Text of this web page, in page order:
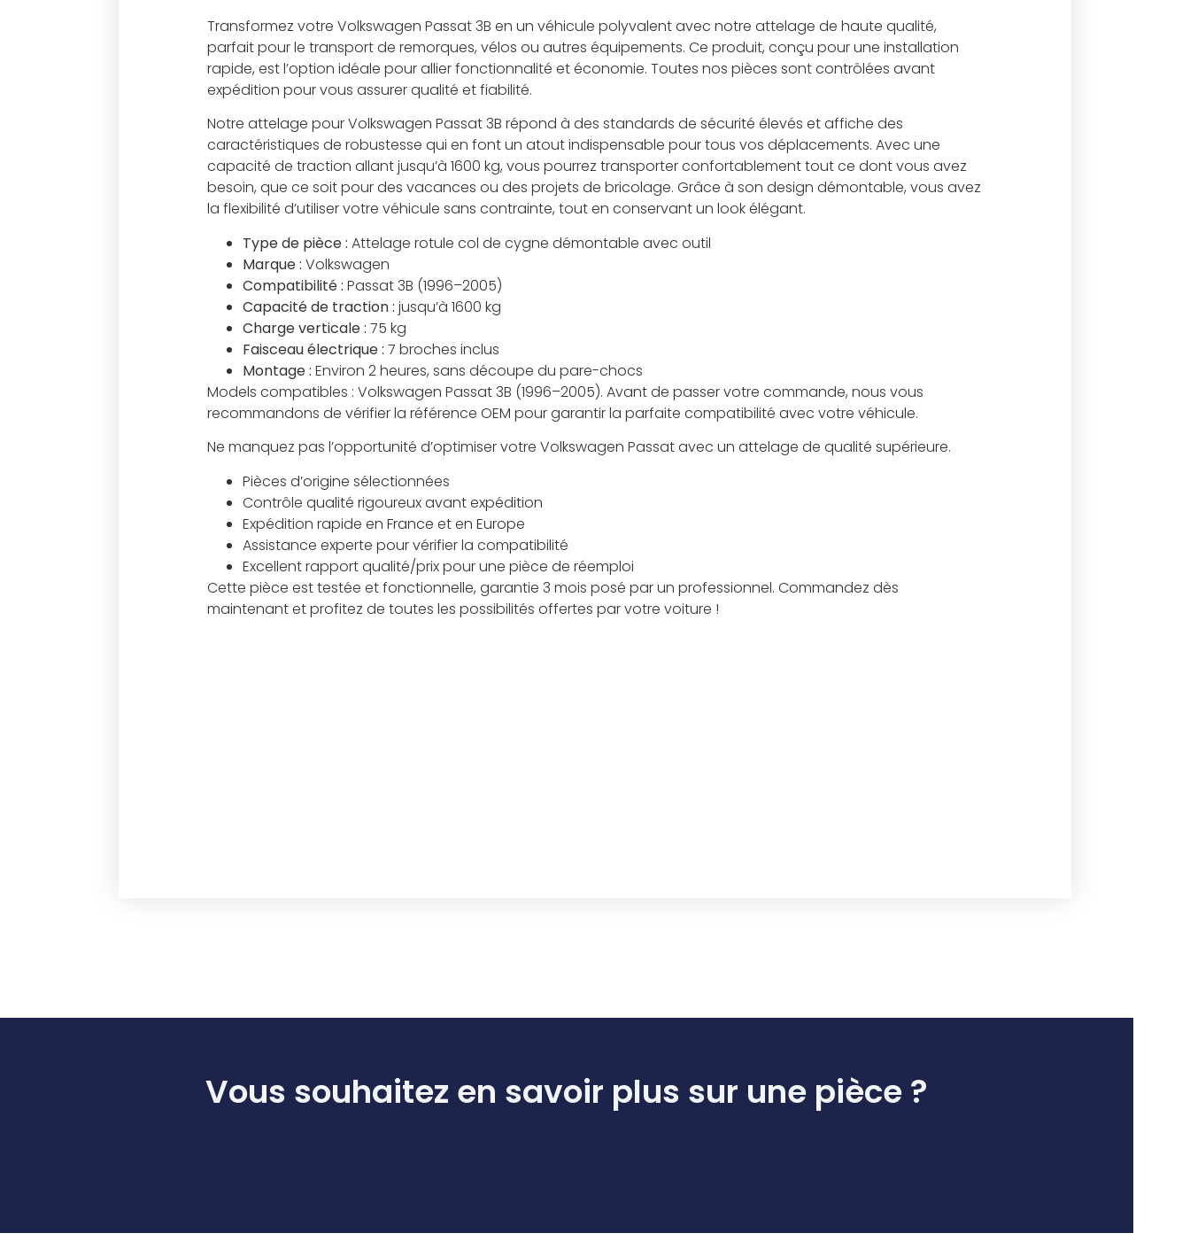
Transformez votre Volkswagen Passat 3B en un véhicule polyvalent avec notre attelage de haute qualité,
parfait pour le transport de remorques, vélos ou autres équipements. Ce produit, conçu pour une installation
rapide, est l’option idéale pour allier fonctionnalité et économie. Toutes nos pièces sont contrôlées avant
expédition pour vous assurer qualité et fiabilité.
Notre attelage pour Volkswagen Passat 3B répond à des standards de sécurité élevés et affiche des
caractéristiques de robustesse qui en font un atout indispensable pour tous vos déplacements. Avec une
capacité de traction allant jusqu’à 1600 kg, vous pourrez transporter confortablement tout ce dont vous avez
besoin, que ce soit pour des vacances ou des projets de bricolage. Grâce à son design démontable, vous avez
la flexibilité d’utiliser votre véhicule sans contrainte, tout en conservant un look élégant.
Type de pièce : Attelage rotule col de cygne démontable avec outil
Marque : Volkswagen
Compatibilité : Passat 3B (1996–2005)
Capacité de traction : jusqu’à 1600 kg
Charge verticale : 75 kg
Faisceau électrique : 7 broches inclus
Montage : Environ 2 heures, sans découpe du pare-chocs
Models compatibles : Volkswagen Passat 3B (1996–2005). Avant de passer votre commande, nous vous
recommandons de vérifier la référence OEM pour garantir la parfaite compatibilité avec votre véhicule.
Ne manquez pas l’opportunité d’optimiser votre Volkswagen Passat avec un attelage de qualité supérieure.
Pièces d’origine sélectionnées
Contrôle qualité rigoureux avant expédition
Expédition rapide en France et en Europe
Assistance experte pour vérifier la compatibilité
Excellent rapport qualité/prix pour une pièce de réemploi
Cette pièce est testée et fonctionnelle, garantie 3 mois posé par un professionnel. Commandez dès
maintenant et profitez de toutes les possibilités offertes par votre voiture !
Vous souhaitez en savoir plus sur une pièce ?